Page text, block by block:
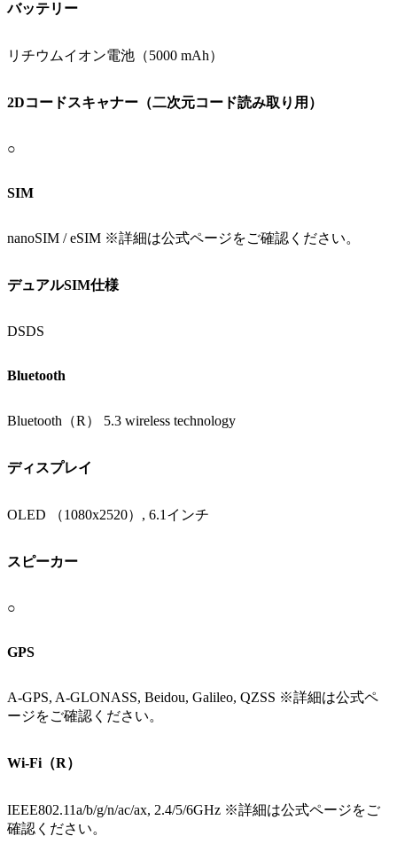
バッテリー
リチウムイオン電池（5000 mAh）
2Dコードスキャナー（二次元コード読み取り用）
○
SIM
nanoSIM / eSIM ※詳細は公式ページをご確認ください。
デュアルSIM仕様
DSDS
Bluetooth
Bluetooth（R） 5.3 wireless technology
ディスプレイ
OLED （1080x2520）, 6.1インチ
スピーカー
○
GPS
A-GPS, A-GLONASS, Beidou, Galileo, QZSS ※詳細は公式ペ
ージをご確認ください。
Wi-Fi（R）
IEEE802.11a/b/g/n/ac/ax, 2.4/5/6GHz ※詳細は公式ページをご
確認ください。